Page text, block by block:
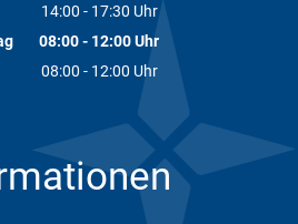
Von 08:00 bis 12:00 Uhr
14:00 - 17:30 Uhr
Von 14:00 bis 17:30 Uhr
08:00- 12:00Uhr
Von 08:00 bis 12:00 Uhr
08:00 - 12:00 Uhr
Von 08:00 bis 12:00 Uhr